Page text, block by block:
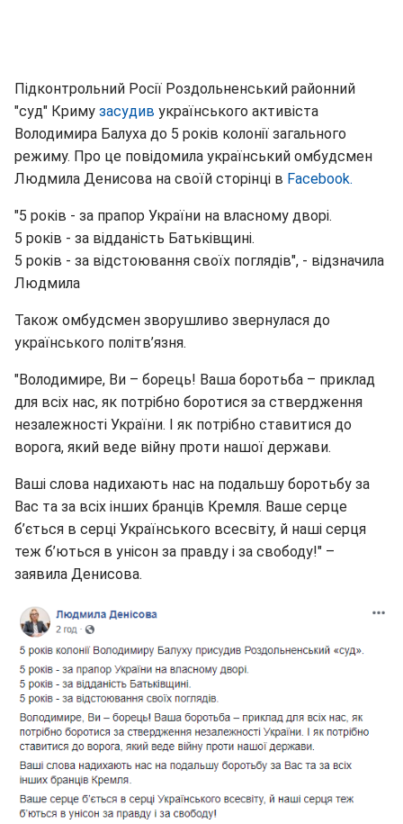
Підконтрольний Росії Роздольненський районний
"суд" Криму засудив українського активіста
Володимира Балуха до 5 років колонії загального
режиму. Про це повідомила український омбудсмен
Людмила Денисова на своїй сторінці в Facebook.
"5 років - за прапор України на власному дворі.
5 років - за відданість Батьківщині.
5 років - за відстоювання своїх поглядів", - відзначила
Людмила
Також омбудсмен зворушливо звернулася до
українського політв’язня.
"Володимире, Ви – борець! Ваша боротьба – приклад
для всіх нас, як потрібно боротися за ствердження
незалежності України. І як потрібно ставитися до
ворога, який веде війну проти нашої держави.
Ваші слова надихають нас на подальшу боротьбу за
Вас та за всіх інших бранців Кремля. Ваше серце
б’ється в серці Українського всесвіту, й наші серця
теж б’ються в унісон за правду і за свободу!" –
заявила Денисова.